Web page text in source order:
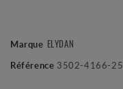
Marque ELYDAN
Référence 3502-4166-25